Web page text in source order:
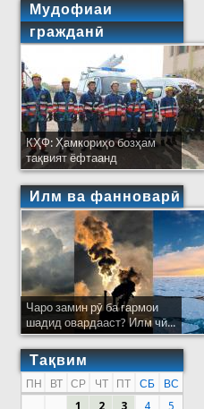
Мудофиаи
гражданӣ
КҲФ: Ҳамкориҳо бозҳам
тақвият ёфтаанд
Илм ва фанноварӣ
Чаро замин рӯ ба гармои
шадид овардааст? Илм чӣ...
Тақвим
ПН ВТ СР ЧТ ПТ СБ
ВС